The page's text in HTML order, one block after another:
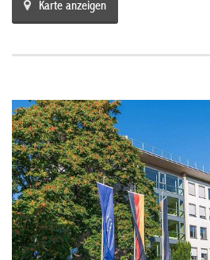
Karte anzeigen